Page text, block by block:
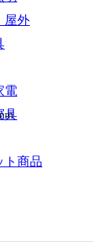
屋外
電
具
ト商品